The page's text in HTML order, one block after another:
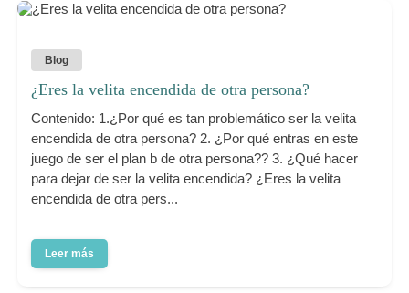
Blog
¿Eres la velita encendida de otra persona?
Contenido: 1.¿Por qué es tan problemático ser la velita
encendida de otra persona? 2. ¿Por qué entras en este
juego de ser el plan b de otra persona?? 3. ¿Qué hacer
para dejar de ser la velita encendida? ¿Eres la velita
encendida de otra pers...
Leer más